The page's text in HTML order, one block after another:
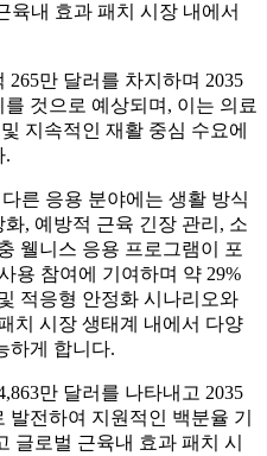
육내 효과 패치 시장 내에서
265만 달러를 차지하며 2035
것으로 예상되며, 이는 의료
지속적인 재활 중심 수요에
.
른 응용 분야에는 생활 방식
, 예방적 근육 긴장 관리, 소
웰니스 응용 프로그램이 포
용 참여에 기여하며 약 29%
적응형 안정화 시나리오와
치 시장 생태계 내에서 다양
하게 합니다.
만 달러를 나타내고 2035
발전하여 지원적인 백분율 기
글로벌 근육내 효과 패치 시